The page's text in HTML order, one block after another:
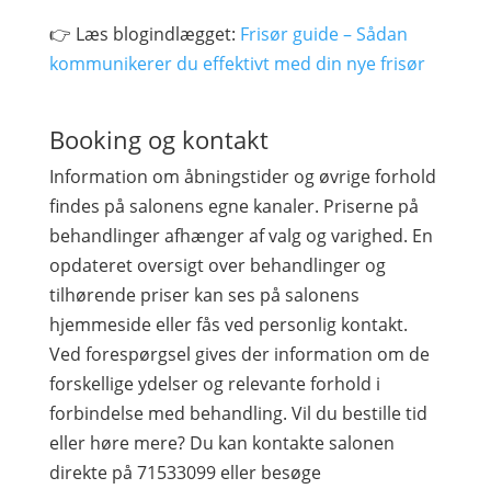
👉 Læs blogindlægget: Frisør guide – Sådan
kommunikerer du effektivt med din nye frisør
Booking og kontakt
Information om åbningstider og øvrige forhold
findes på salonens egne kanaler. Priserne på
behandlinger afhænger af valg og varighed. En
opdateret oversigt over behandlinger og
tilhørende priser kan ses på salonens
hjemmeside eller fås ved personlig kontakt.
Ved forespørgsel gives der information om de
forskellige ydelser og relevante forhold i
forbindelse med behandling. Vil du bestille tid
eller høre mere? Du kan kontakte salonen
direkte på 71533099 eller besøge